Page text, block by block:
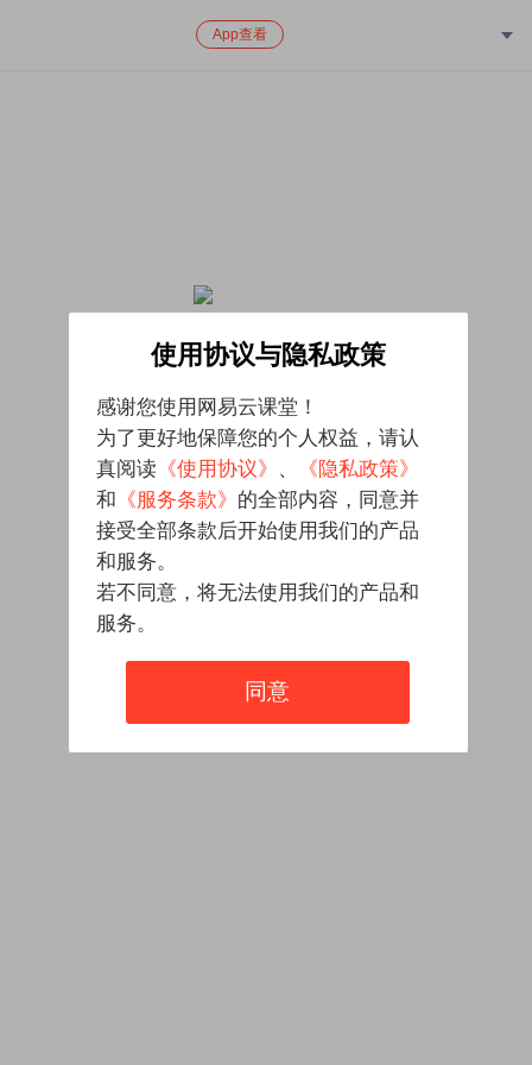
App查看
使用协议与隐私政策
感谢您使用网易云课堂！
为了更好地保障您的个人权益，请认
真阅读 《使用协议》 、
《隐私政策》
和 《服务条款》 的全部内容，同意并
接受全部条款后开始使用我们的产品
和服务。
若不同意，将无法使用我们的产品和
服务。
同意